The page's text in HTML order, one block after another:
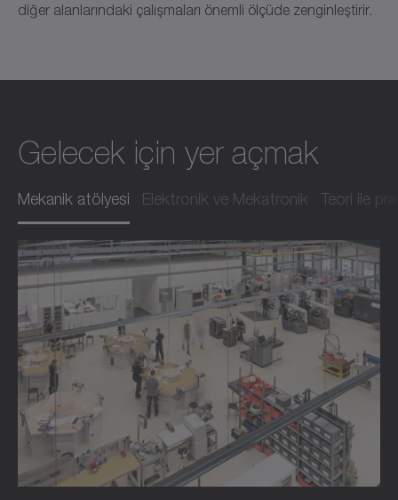
diğer alanlarındaki çalışmaları önemli ölçüde zenginleştirir.
Gelecek için yer açmak
Mekanik atölyesi Elektronik ve Mekatronik Teori ile